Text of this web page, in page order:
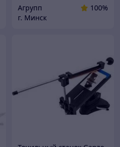
Агрупп
100%
г. Минск